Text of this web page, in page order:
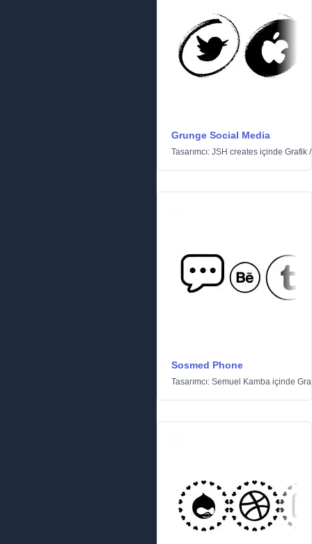
Grunge Social Media
Tasarımcı: JSH creates içinde Grafik
Sosmed Phone
Tasarımcı: Semuel Kamba içinde